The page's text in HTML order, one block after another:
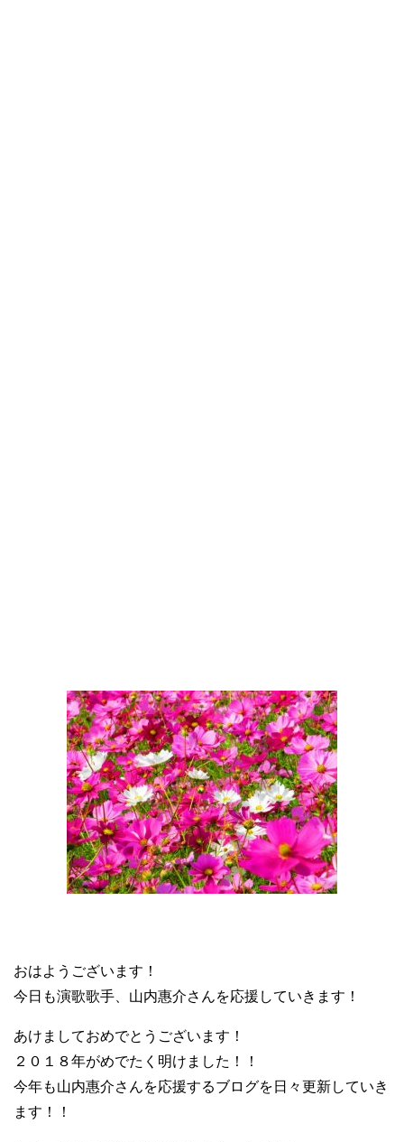
おはようございます！
今日も演歌歌手、山内惠介さんを応援していきます！
あけましておめでとうございます！
２０１８年がめでたく明けました！！
今年も山内惠介さんを応援するブログを日々更新していき
ます！！